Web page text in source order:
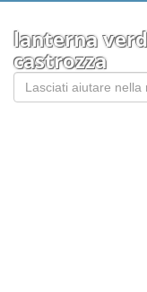
lanterna
castrozza